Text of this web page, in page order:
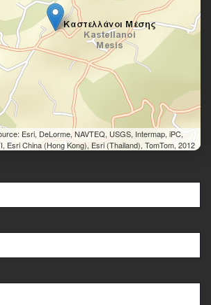
Esri, DeLorme, NAVTEQ, USGS, Intermap, iPC,
Esri China (Hong Kong), Esri (Thailand), TomTom, 2012